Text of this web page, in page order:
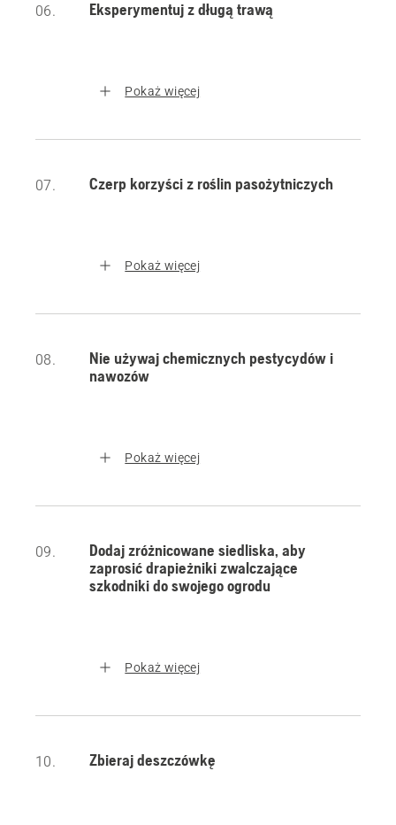
06. Eksperymentuj z długą trawą
Pokaż więcej
07. Czerp korzyści z roślin pasożytniczych
Pokaż więcej
08.
Nie używaj chemicznych pestycydów i
nawozów
Pokaż więcej
09.
Dodaj zróżnicowane siedliska, aby
zaprosić drapieżniki zwalczające
szkodniki do swojego ogrodu
Pokaż więcej
10. Zbieraj deszczówkę